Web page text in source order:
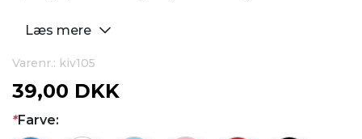
Læs mere
Varenr.: kiv105
39,00 DKK
*Farve: